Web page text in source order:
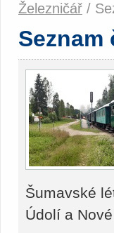
Železničář /
Seznam
Šumavské
Údolí a